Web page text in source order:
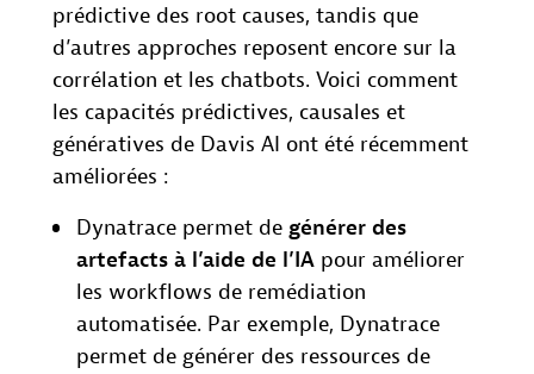
prédictive des root causes, tandis que
d’autres approches reposent encore sur la
corrélation et les chatbots. Voici comment
les capacités prédictives, causales et
génératives de Davis AI ont été récemment
améliorées :
Dynatrace permet de générer des
artefacts à l’aide de l’IA pour améliorer
les workflows de remédiation
automatisée. Par exemple, Dynatrace
permet de générer des ressources de